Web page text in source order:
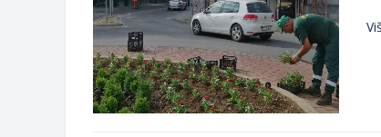
PROSTOR U MJESNIM
Obavještenje za preduzetnika -
Od 27. jula prijem zahtjeva za
Obrasci zahtjeva za
Zahtjev za izdavanje PONOSNE